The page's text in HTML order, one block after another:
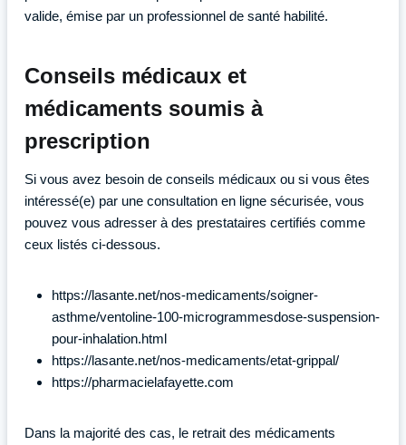
valide, émise par un professionnel de santé habilité.
Conseils médicaux et
médicaments soumis à
prescription
Si vous avez besoin de conseils médicaux ou si vous êtes
intéressé(e) par une consultation en ligne sécurisée, vous
pouvez vous adresser à des prestataires certifiés comme
ceux listés ci-dessous.
https://lasante.net/nos-medicaments/soigner-
asthme/ventoline-100-microgrammesdose-suspension-
pour-inhalation.html
https://lasante.net/nos-medicaments/etat-grippal/
https://pharmacielafayette.com
Dans la majorité des cas, le retrait des médicaments